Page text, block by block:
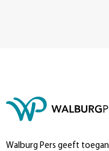
Walburg Pers geeft